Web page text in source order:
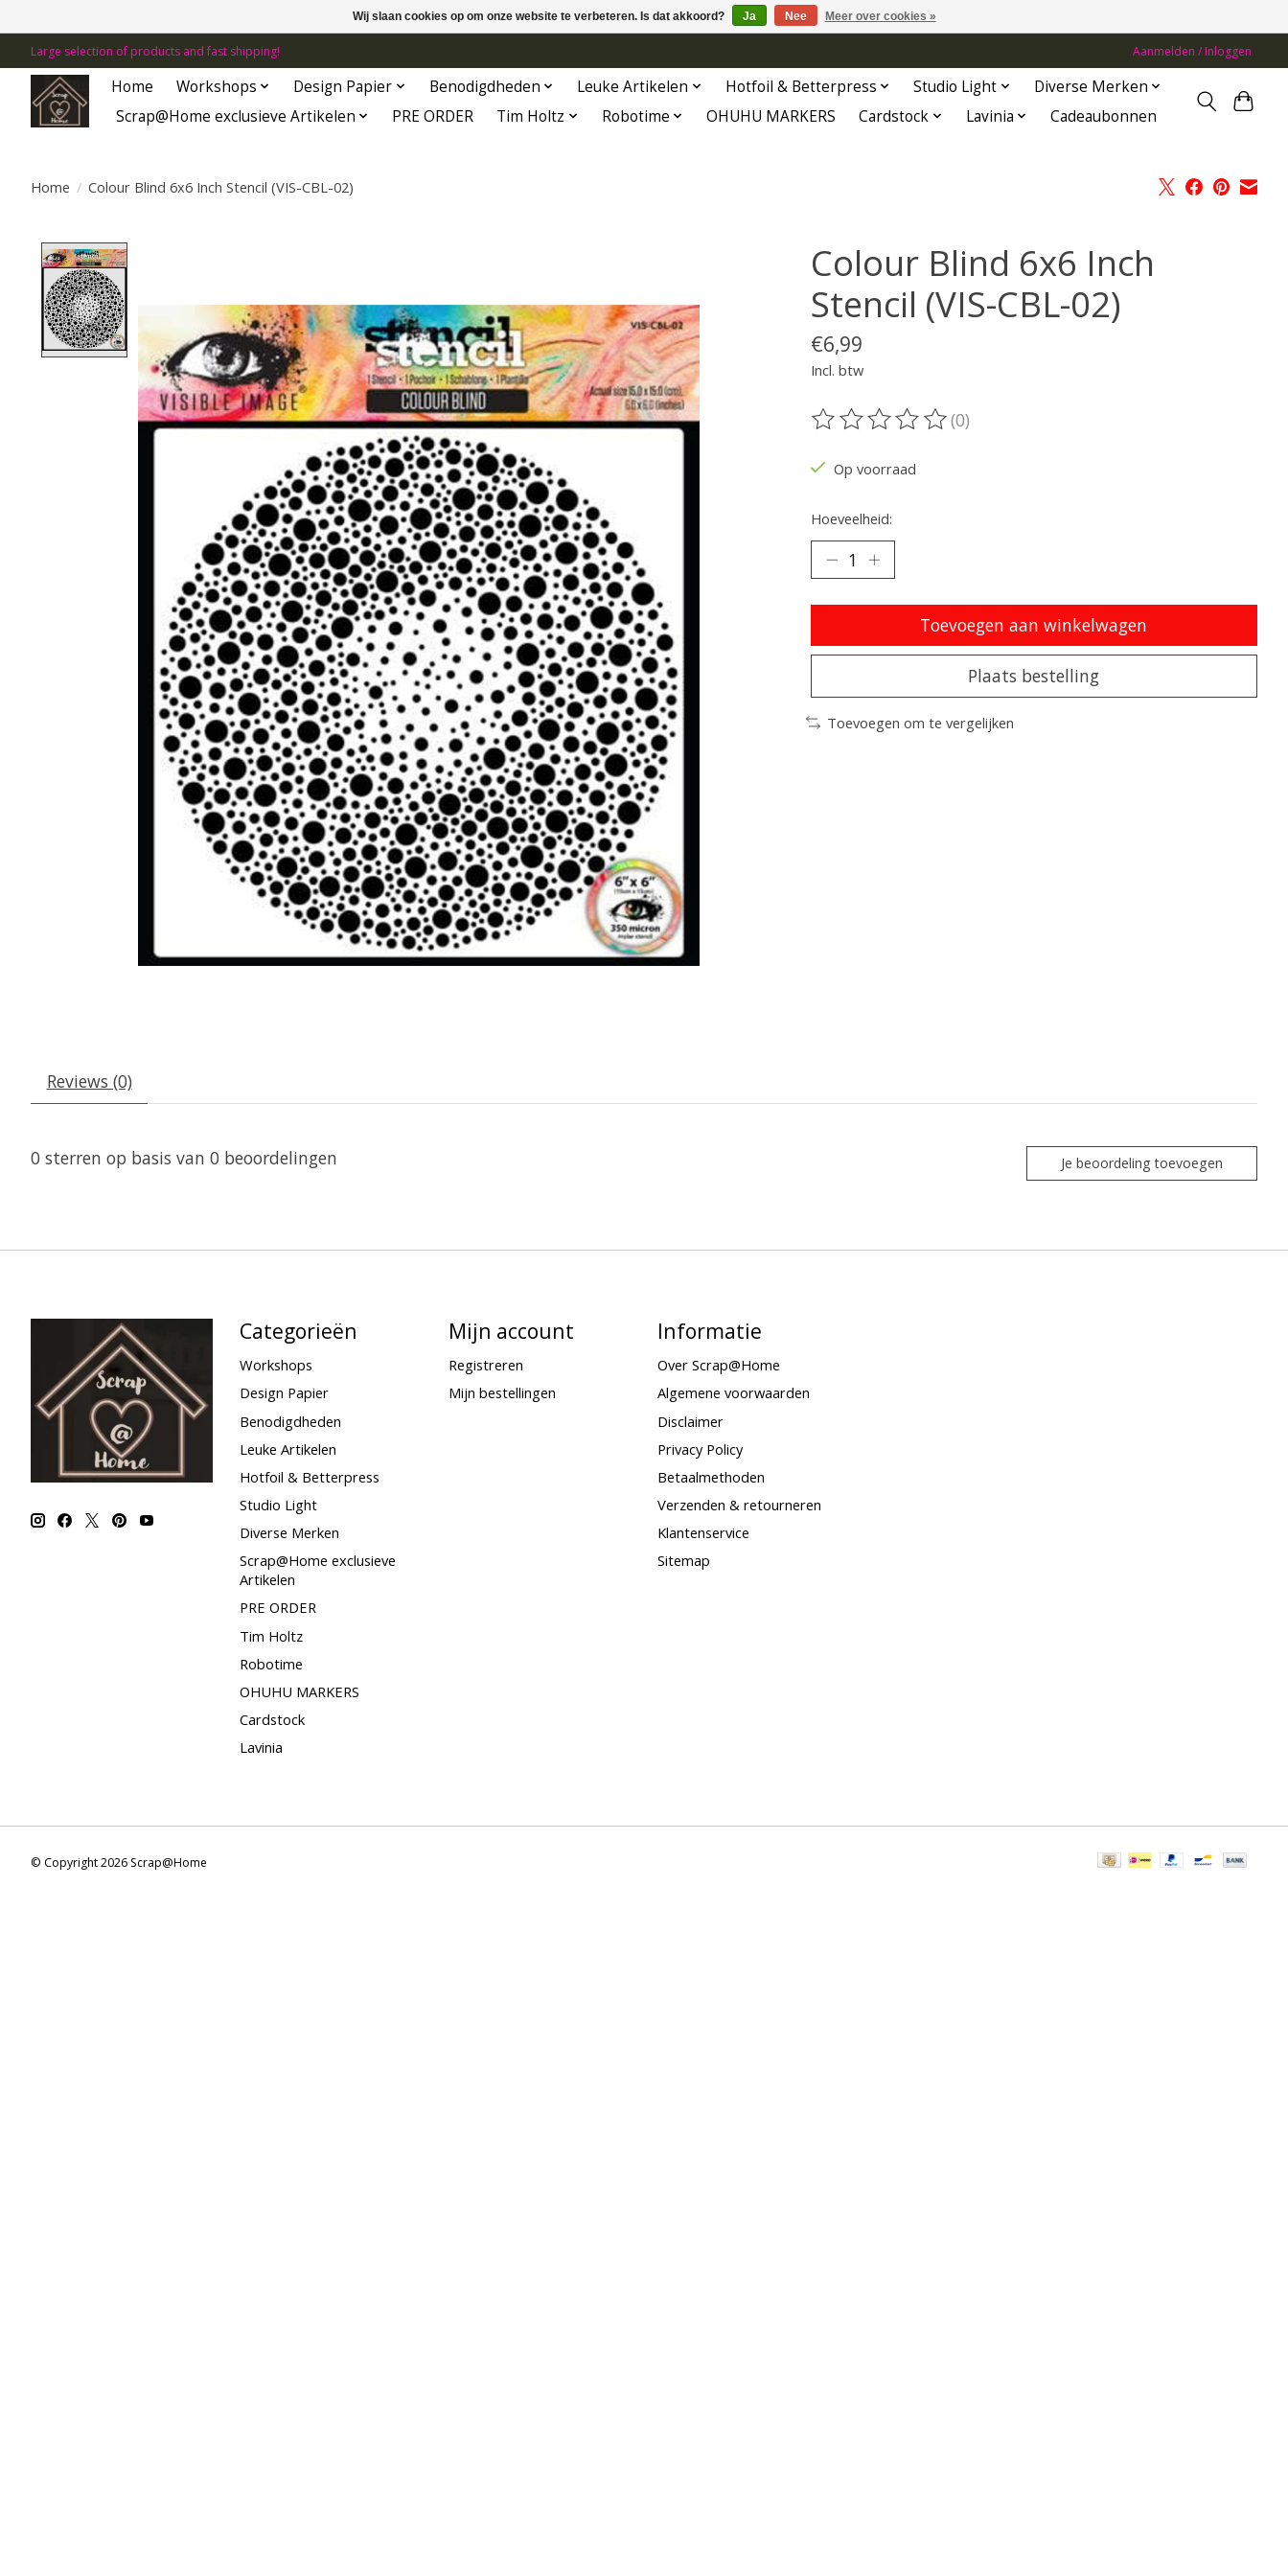
Large selection of products and fast shipping! Aanmelden / Inloggen
Home Workshops Design Papier Benodigdheden Leuke Artikelen Hotfoil & Betterpress Studio Light
Diverse Merken
Scrap@Home exclusieve Artikelen
PRE ORDER Tim Holtz Robotime OHUHU MARKERS Cardstock Lavinia Cadeaubonnen
Home / Colour Blind 6x6 Inch Stencil (VIS-CBL-02)
Colour Blind 6x6 Inch
Stencil (VIS-CBL-02)
€6,99
Incl. btw
De beoordeling van dit product is
(0)
Op voorraad
Hoeveelheid:
Toevoegen aan winkelwagen
Plaats bestelling
Toevoegen om te vergelijken
Reviews (0)
0 sterren op basis van 0 beoordelingen Je beoordeling toevoegen
Categorieën
Workshops
Design Papier
Benodigdheden
Leuke Artikelen
Hotfoil & Betterpress
Studio Light
Diverse Merken
Scrap@Home exclusieve
Artikelen
PRE ORDER
Tim Holtz
Robotime
OHUHU MARKERS
Cardstock
Lavinia
Mijn account
Registreren
Mijn bestellingen
Informatie
Over Scrap@Home
Algemene voorwaarden
Disclaimer
Privacy Policy
Betaalmethoden
Verzenden & retourneren
Klantenservice
Sitemap
© Copyright 2026 Scrap@Home
Wij slaan cookies op om onze website te verbeteren. Is dat akkoord? Ja Nee Meer over cookies »